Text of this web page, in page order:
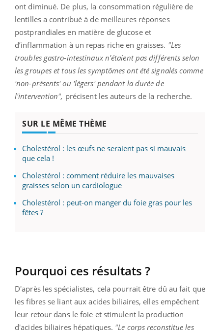
ont diminué. De plus, la consommation régulière de
lentilles a contribué à de meilleures réponses
postprandiales en matière de glucose et
d’inflammation à un repas riche en graisses. "Les
troubles gastro-intestinaux n'étaient pas différents selon
les groupes et tous les symptômes ont été signalés comme
'non-présents' ou 'légers' pendant la durée de
l'intervention", précisent les auteurs de la recherche.
SUR LE MÊME THÈME
Cholestérol : les œufs ne seraient pas si mauvais
que cela !
Cholestérol : comment réduire les mauvaises
graisses selon un cardiologue
Cholestérol : peut-on manger du foie gras pour les
fêtes ?
Pourquoi ces résultats ?
D'après les spécialistes, cela pourrait être dû au fait que
les fibres se liant aux acides biliaires, elles empêchent
leur retour dans le foie et stimulent la production
d'acides biliaires hépatiques. "Le corps reconstitue les